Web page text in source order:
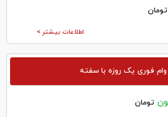
تومان
اطلاعات بیشتر >
وام فوری یک روزه با سفته
تومان